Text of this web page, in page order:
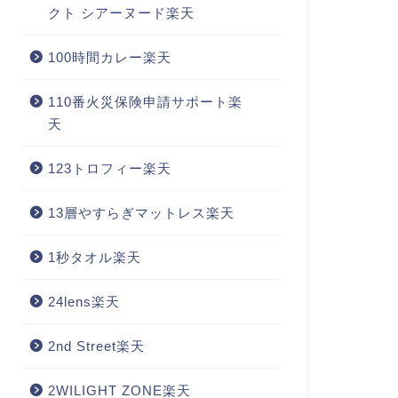
クト シアーヌード楽天
100時間カレー楽天
110番火災保険申請サポート楽
天
123トロフィー楽天
13層やすらぎマットレス楽天
1秒タオル楽天
24lens楽天
2nd Street楽天
2WILIGHT ZONE楽天